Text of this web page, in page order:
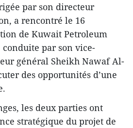
par son directeur
a rencontré le 16
de Kuwait Petroleum
conduite par son vice-
général Sheikh Nawaf Al-
des opportunités d’une
les deux parties ont
stratégique du projet de